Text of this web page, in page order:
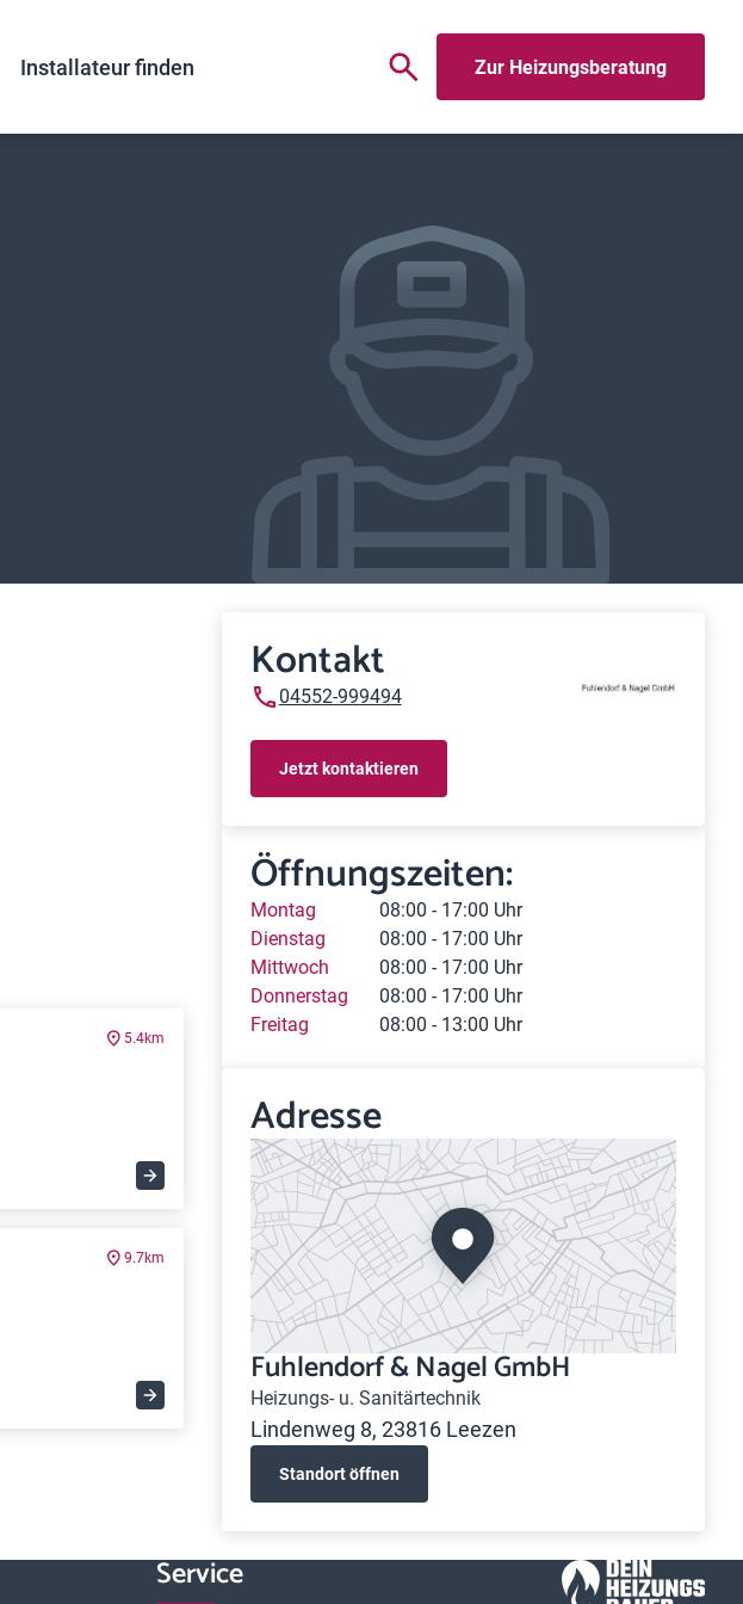
Installateur finden Zur Heizungsberatung
5.4km
9.7km
Kontakt
04552-999494
Jetzt kontaktieren
Öffnungszeiten:
Montag
08:00 - 17:00 Uhr
Dienstag
08:00 - 17:00 Uhr
Mittwoch
08:00 - 17:00 Uhr
Donnerstag
08:00 - 17:00 Uhr
Freitag
08:00 - 13:00 Uhr
Adresse
Fuhlendorf & Nagel GmbH
Heizungs- u. Sanitärtechnik
Lindenweg 8, 23816 Leezen
Standort öffnen
Service